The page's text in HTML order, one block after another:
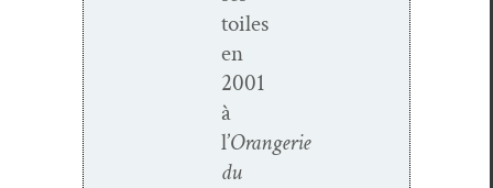
toiles
en
2001
à
l’Orangerie
du